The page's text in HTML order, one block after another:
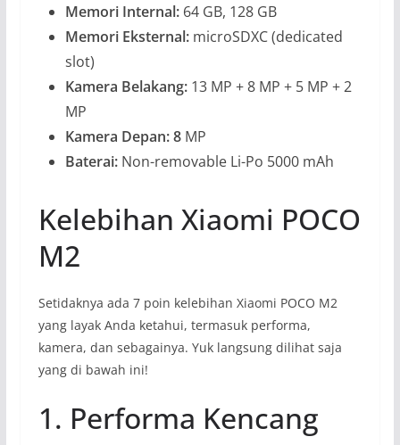
Memori Internal:64 GB, 128 GB
Memori Eksternal:microSDXC (dedicated
slot)
Kamera Belakang: 13 MP + 8 MP + 5 MP + 2
MP
Kamera Depan: 8MP
Baterai: Non-removable Li-Po 5000 mAh
Kelebihan Xiaomi POCO
M2
Setidaknya ada 7 poin kelebihan Xiaomi POCO M2
yang layak Anda ketahui, termasuk performa,
kamera, dan sebagainya. Yuk langsung dilihat saja
yang di bawah ini!
1. Performa Kencang